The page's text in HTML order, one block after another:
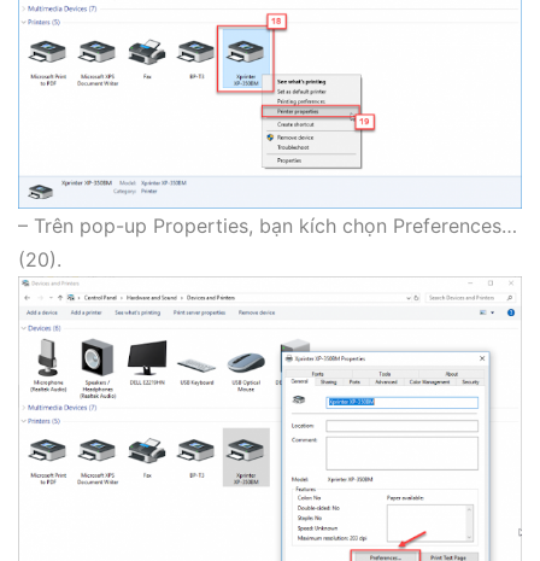
– Trên pop-up Properties, bạn kích chọn Preferences…
(20).